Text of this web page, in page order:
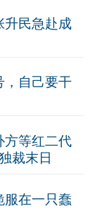
升民急赴成
，自己要干
方等红二代
裁末日
服在一只蠢